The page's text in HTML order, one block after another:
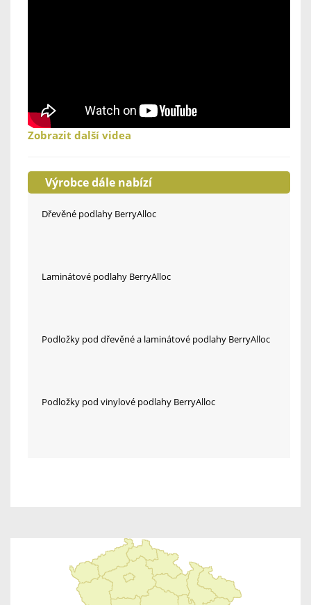
Zobrazit další videa
Výrobce dále nabízí
Dřevěné podlahy BerryAlloc
Laminátové podlahy BerryAlloc
Podložky pod dřevěné a laminátové podlahy BerryAlloc
Podložky pod vinylové podlahy BerryAlloc